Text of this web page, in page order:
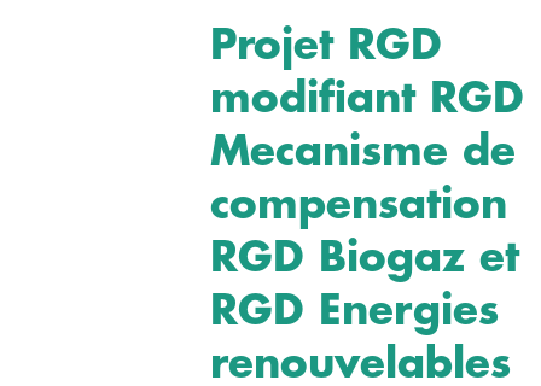
Projet RGD
modifiant RGD
Mecanisme de
compensation
RGD Biogaz et
RGD Energies
renouvelables